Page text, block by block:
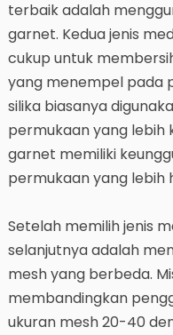
terbaik adalah
garnet. Kedua jenis
cukup untuk
yang menempel pada
silika biasanya
permukaan yang lebih
garnet memiliki
permukaan yang lebih
Setelah memilih jenis
selanjutnya adalah
mesh yang berbeda.
membandingkan
ukuran mesh 20-40